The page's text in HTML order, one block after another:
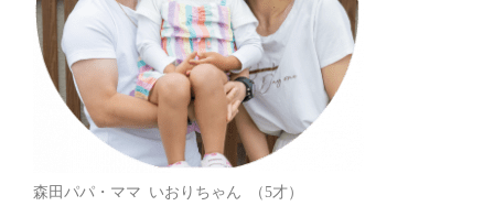
森田パパ・ママ いおりちゃん （5才）